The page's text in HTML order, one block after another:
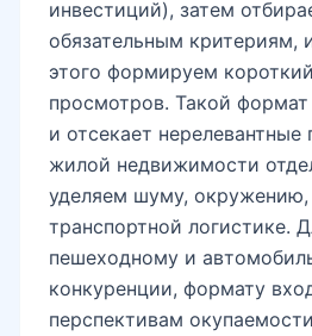
инвестиций), затем
обязательным критериям,
этого формируем
просмотров. Такой
и отсекает
жилой недвижимости
уделяем шуму, окружению,
транспортной
пешеходному и
конкуренции, формату
перспективам